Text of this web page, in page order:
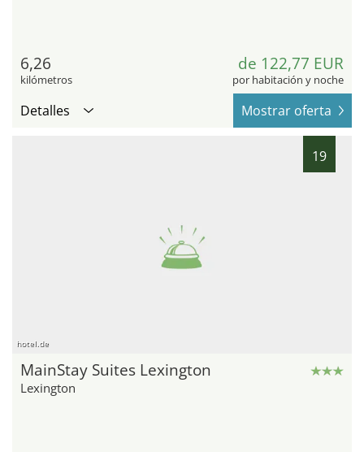
6,26
kilómetros
de 122,77 EUR
por habitación y noche
Detalles Mostrar oferta
19
hotel.de
MainStay Suites Lexington
Lexington